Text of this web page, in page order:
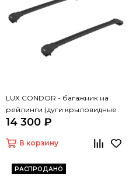
LUX CONDOR - багажник на
рейлинги (дуги крыловидные
черные 110 см)
14 300 ₽
В корзину
РАСПРОДАНО